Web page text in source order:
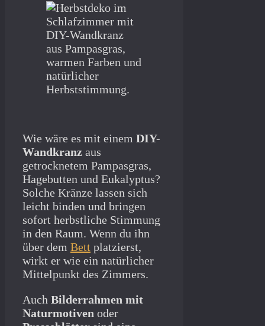
Wie wäre es mit einem DIY-
Wandkranz aus
getrocknetem Pampasgras,
Hagebutten und Eukalyptus?
Solche Kränze lassen sich
leicht binden und bringen
sofort herbstliche Stimmung
in den Raum. Wenn du ihn
über dem Bett platzierst,
wirkt er wie ein natürlicher
Mittelpunkt des Zimmers.
Auch Bilderrahmen mit
Naturmotiven oder